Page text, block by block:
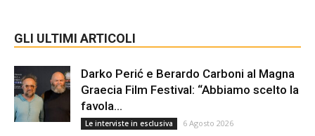
GLI ULTIMI ARTICOLI
Darko Perić e Berardo Carboni al Magna
Graecia Film Festival: “Abbiamo scelto la
favola...
Le interviste in esclusiva 6 Agosto 2026